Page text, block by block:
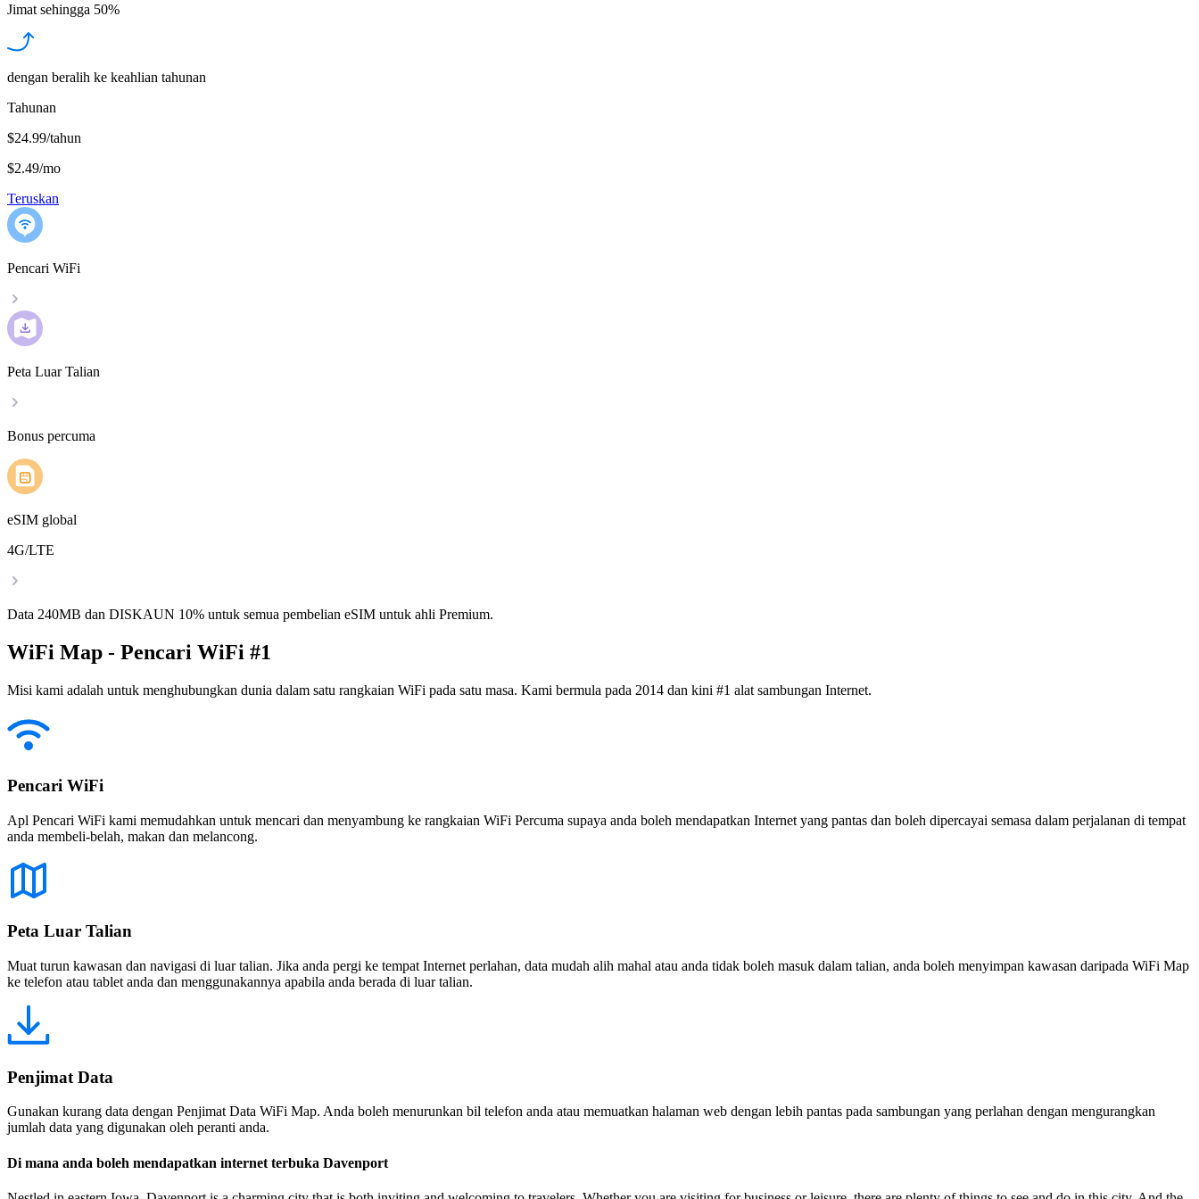
Jimat sehingga 50%
dengan beralih ke keahlian tahunan
Tahunan
$24.99/tahun
$2.49/mo
Teruskan
Pencari WiFi
Peta Luar Talian
Bonus percuma
eSIM global
4G/LTE
Data 240MB dan DISKAUN 10% untuk semua pembelian eSIM untuk ahli Premium.
WiFi Map - Pencari WiFi #1
Misi kami adalah untuk menghubungkan dunia dalam satu rangkaian WiFi pada satu masa. Kami bermula pada 2014 dan kini #1 alat sambungan Internet.
Pencari WiFi
Apl Pencari WiFi kami memudahkan untuk mencari dan menyambung ke rangkaian WiFi Percuma supaya anda boleh mendapatkan Internet yang pantas dan boleh dipercayai semasa dalam perjalanan di tempat
anda membeli-belah, makan dan melancong.
Peta Luar Talian
Muat turun kawasan dan navigasi di luar talian. Jika anda pergi ke tempat Internet perlahan, data mudah alih mahal atau anda tidak boleh masuk dalam talian, anda boleh menyimpan kawasan daripada WiFi Map
ke telefon atau tablet anda dan menggunakannya apabila anda berada di luar talian.
Penjimat Data
Gunakan kurang data dengan Penjimat Data WiFi Map. Anda boleh menurunkan bil telefon anda atau memuatkan halaman web dengan lebih pantas pada sambungan yang perlahan dengan mengurangkan
jumlah data yang digunakan oleh peranti anda.
Di mana anda boleh mendapatkan internet terbuka Davenport